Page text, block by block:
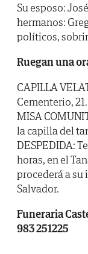
Su esposo:
hermanos:
políticos,
Ruegan una
CAPILLA
Cementerio,
MISA
la capilla del
DESPEDIDA:
horas, en el
procederá a su
Salvador.
Funeraria
983 251225